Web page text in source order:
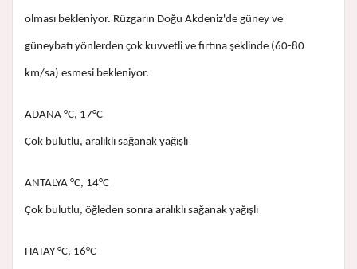
olması bekleniyor. Rüzgarın Doğu Akdeniz'de güney ve
güneybatı yönlerden çok kuvvetli ve fırtına şeklinde (60-80
km/sa) esmesi bekleniyor.
ADANA °C, 17°C
Çok bulutlu, aralıklı sağanak yağışlı
ANTALYA °C, 14°C
Çok bulutlu, öğleden sonra aralıklı sağanak yağışlı
HATAY °C, 16°C